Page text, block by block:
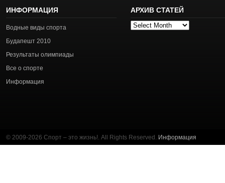
ИНФОРМАЦИЯ
Водные виды спорта
Будапешт 2010
Результаты олимпиады
Все о спорте
Информация
АРХИВ СТАТЕЙ
Архив
© 2009-2026 Спорт – это жизнь!. All Rights Reserved. Информация